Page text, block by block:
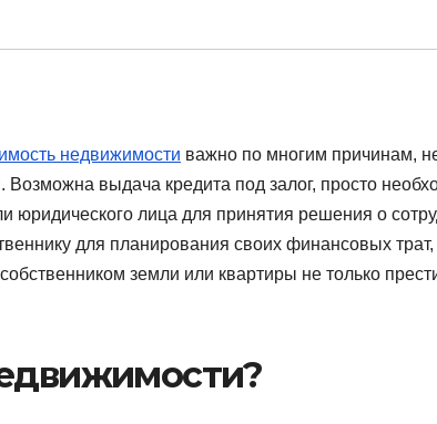
недвижимости важно по многим причинам,
выдача кредита под залог, просто
юридического лица для принятия решения о
для планирования своих финансовых
земли или квартиры не только